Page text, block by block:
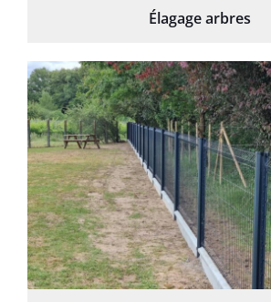
Élagage arbres